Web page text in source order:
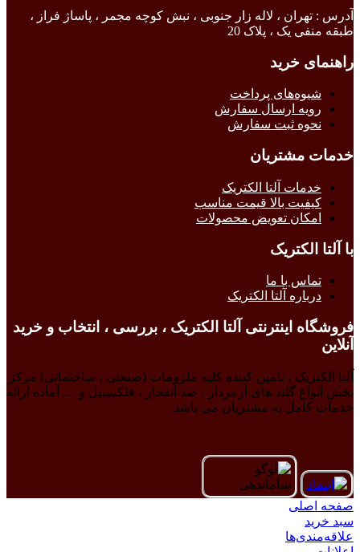
آدرس : تهران ، لاله زار جنوبی ، نبش کوچه مجمر ، پاساژ فراز ،
طبقه منفی یک ، پلاک 20
راهنمای خرید
شیوه‌های پرداخت
رویه ارسال سفارش
نحوه ثبت سفارش
خدمات مشتریان
خدمات آلتا الکتریک
کیفیت بالا قیمت مناسب
امکان تعویض محصولات
با آلتا الکتریک
تماس با ما
درباره آلتا الکتریک
فروشگاه اینترنتی آلتا الکتریک ، بررسی ، انتخاب و خرید
آنلاین
آلتا الکتریک ، تامین کننده کلیه ملزومات (صنعتی ، ساختمانی) مرکز
پخش انواع گلند های آرمردار ، ضد انفجار ، فلکسیبل و … آماده ارائه
خدمات کامل به مشتریان می باشد.
صفحه اصلی
سبد خرید
علاقه‌مندی‌ها